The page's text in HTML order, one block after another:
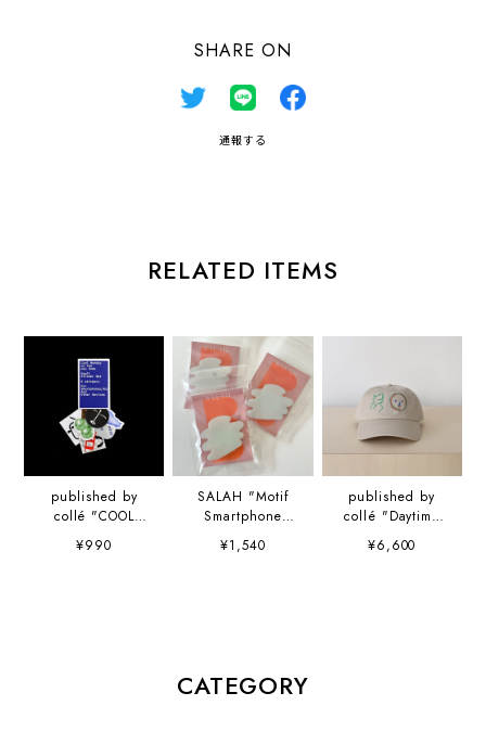
SHARE ON
通報する
RELATED ITEMS
published by
collé "COOL
MONDAY ON
THE WAY HOME
¥990
SALAH "Motif
Smartphone
Grip" スマホグリ
ップ
¥1,540
published by
collé "Daytime
Dance cap" 山口
崇多
¥6,600
CATEGORY